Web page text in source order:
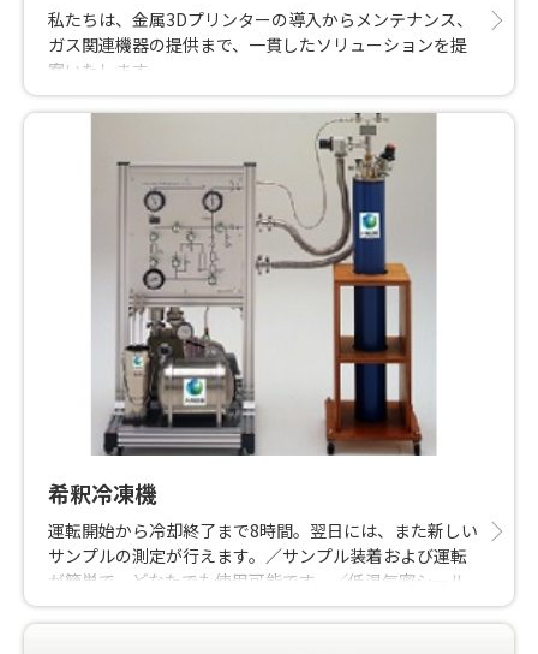
私たちは、金属3Dプリンターの導入からメンテナンス、
ガス関連機器の提供まで、一貫したソリューションを提
案いたします。
世界中から厳選した最新の金属3Dプリンターを取り揃
え、お客様の多様なニーズに対応する製品ラインアップ
【金属3Dプリンターのラインナップ】
（PBF方式）：高精度で自由度の高い造形が可
（レーザーWAAM方式）：高出力レーザーを
搭載し高速かつ大型の造形を実現。
Gefertec（WAAM方式）：アーク溶接技術を用いて高
速かつ大型の造形を実現。
Rapidia （MPD方式）：安全性・操作性が高く金属3D
プリンターの入門機として最適。
私たちは、金属3Dプリンターの日本での普及を目指し、
揃えることで、
金属3Dプリンターをより身近で使いやすいものにするた
めに努力しています。
さらに、110年以上の歴史を持つ工業ガスのリーディン
グカンパニーとして、製造プロセスにおいて重要な
最適なガスを提供することで、全体のソリューションを
希釈冷凍機
運転開始から冷却終了まで8時間。翌日には、また新しい
サンプルの測定が行えます。／サンプル装着および運転
が簡単で、どなたでも使用可能です。／低温気密シール
部がありません。